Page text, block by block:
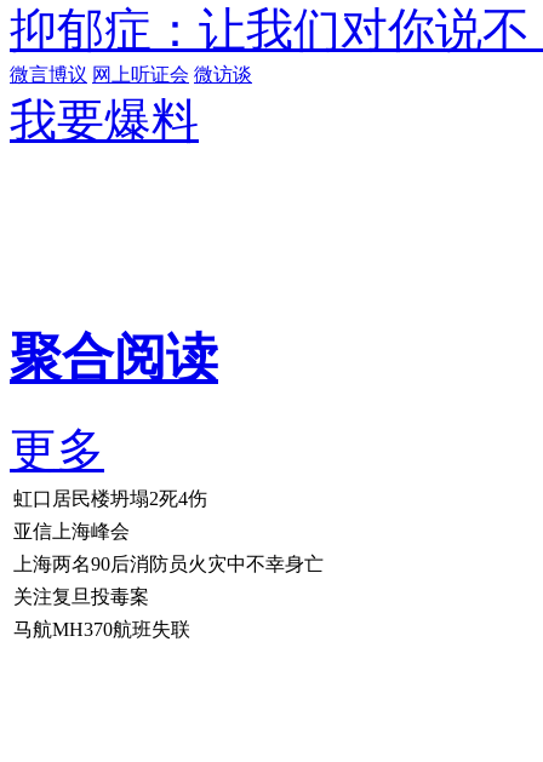
抑郁症：让我们对你说不
微言博议 网上听证会 微访谈
我要爆料
聚合阅读
更多
虹口居民楼坍塌2死4伤
亚信上海峰会
上海两名90后消防员火灾中不幸身亡
关注复旦投毒案
马航MH370航班失联